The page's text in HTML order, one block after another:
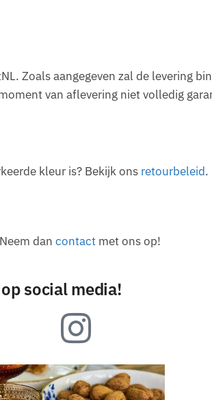
Zoals aangegeven zal de levering
van aflevering niet volledig
kleur is? Bekijk ons retourbeleid.
dan contact met ons op!
social media!